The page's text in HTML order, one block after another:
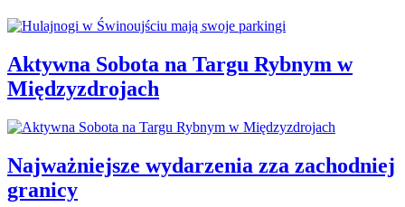
Aktywna Sobota na Targu Rybnym w
Międzyzdrojach
Najważniejsze wydarzenia zza zachodniej
granicy